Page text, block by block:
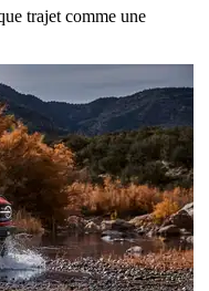
trajet comme une